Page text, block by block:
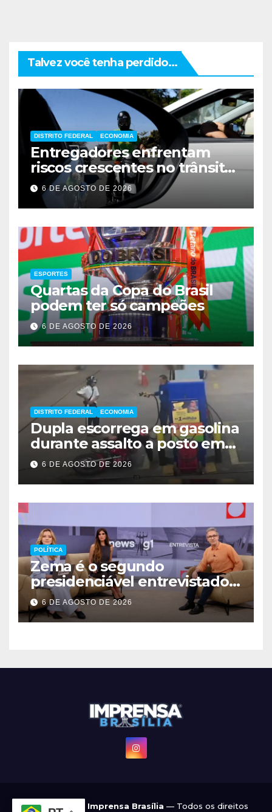
Talvez você tenha perdido...
DISTRITO FEDERAL ECONOMIA
Entregadores enfrentam
riscos crescentes no trânsito
de Brasília
6 DE AGOSTO DE 2026
ESPORTES
Quartas da Copa do Brasil
podem ter só campeões
6 DE AGOSTO DE 2026
DISTRITO FEDERAL ECONOMIA
Dupla escorrega em gasolina
durante assalto a posto em
Ceilândia
6 DE AGOSTO DE 2026
POLÍTICA
Zema é o segundo
presidenciável entrevistado
pelo g1 e GloboNews
6 DE AGOSTO DE 2026
© 2022 - 2026 Imprensa Brasília — Todos os direitos